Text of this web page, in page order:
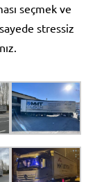
seçmek ve
stressiz